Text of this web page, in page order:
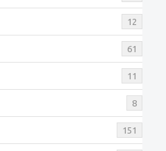
12
61
11
8
151